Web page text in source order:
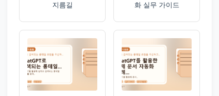
지름길
화 실무 가이드